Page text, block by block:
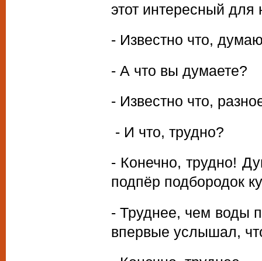
этот интересный для
- Известно что,
- А что вы думаете?
- Известно что,
- И что, трудно?
- Конечно, трудно!
подпёр подбородок
- Труднее, чем воды
впервые услышал,